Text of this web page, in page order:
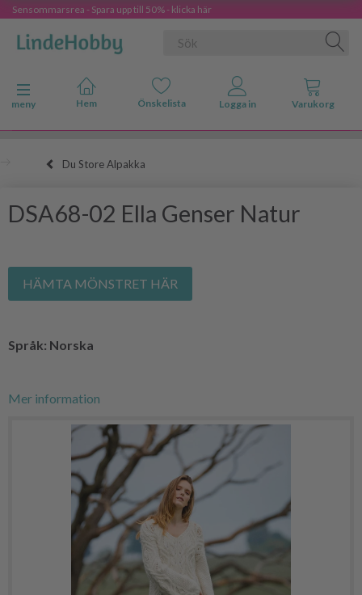
Sensommarsrea - Spara upp till 50% - klicka här
Ändra navigering
meny
Du Store Alpakka
DSA68-02 Ella Genser Natur
HÄMTA MÖNSTRET HÄR
Språk: Norska
Mer information